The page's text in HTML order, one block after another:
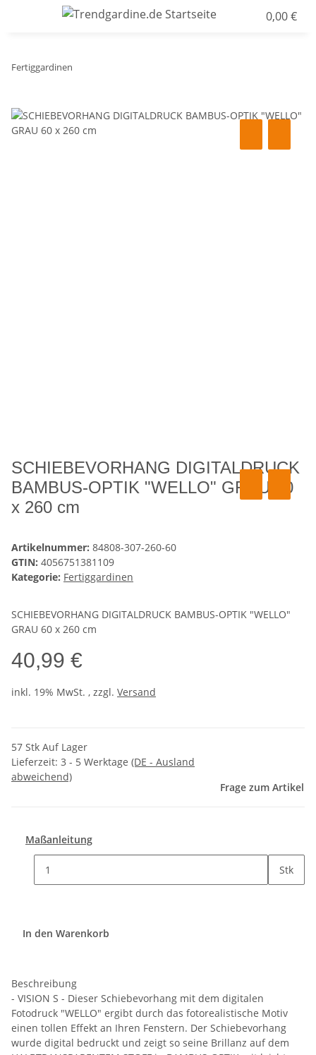
0,00 €
Fertiggardinen
SCHIEBEVORHANG DIGITALDRUCK
BAMBUS-OPTIK "WELLO" GRAU 60
x 260 cm
Artikelnummer: 84808-307-260-60
GTIN: 4056751381109
Kategorie: Fertiggardinen
SCHIEBEVORHANG DIGITALDRUCK BAMBUS-OPTIK "WELLO"
GRAU 60 x 260 cm
40,99 €
inkl. 19% MwSt. , zzgl. Versand
57 Stk Auf Lager
Lieferzeit: 3 - 5 Werktage (DE - Ausland
abweichend)
Frage zum Artikel
Maßanleitung
Stk
In den Warenkorb
Beschreibung
- VISION S - Dieser Schiebevorhang mit dem digitalen
Fotodruck "WELLO" ergibt durch das fotorealistische Motiv
einen tollen Effekt an Ihren Fenstern. Der Schiebevorhang
wurde digital bedruckt und zeigt so seine Brillanz auf dem